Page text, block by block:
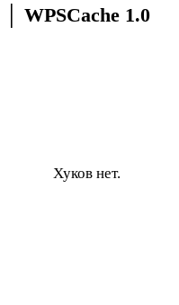
WPSCache 1.0
Хуков нет.